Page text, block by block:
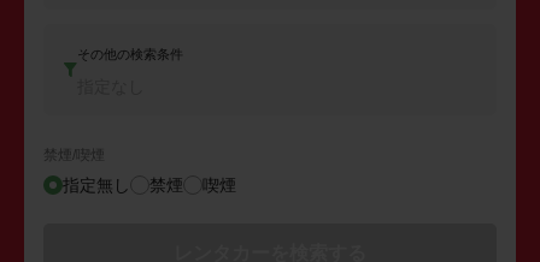
その他の検索条件
禁煙/喫煙
指定無し 禁煙 喫煙